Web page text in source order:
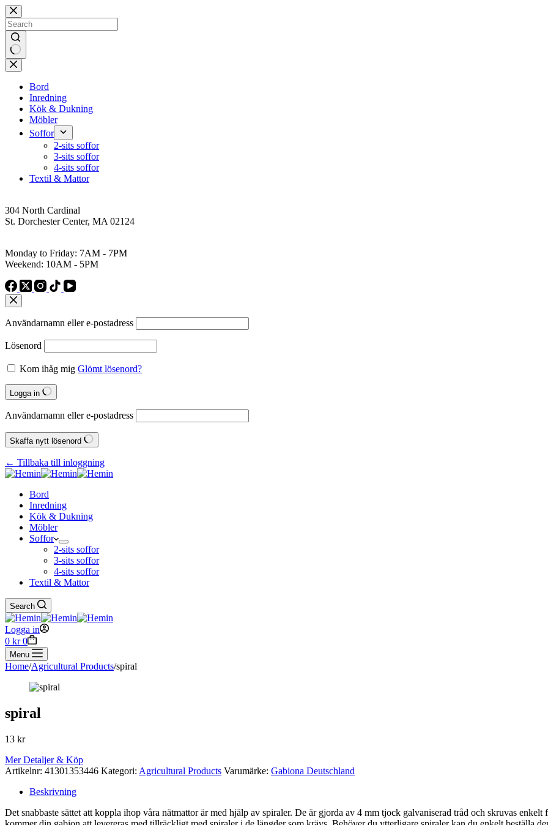
Skip
to
content
No
results
Bord
Inredning
Kök & Dukning
Möbler
Soffor
2-sits soffor
3-sits soffor
4-sits soffor
Textil & Mattor
304 North Cardinal
St. Dorchester Center, MA 02124
Monday to Friday: 7AM - 7PM
Weekend: 10AM - 5PM
Användarnamn eller e‑postadress
Lösenord
Kom ihåg mig Glömt lösenord?
Logga in
Användarnamn eller e‑postadress
Skaffa nytt lösenord
← Tillbaka till inloggning
Bord
Inredning
Kök & Dukning
Möbler
Soffor
2-sits soffor
3-sits soffor
4-sits soffor
Textil & Mattor
Search
Logga in
Shopping
cart
0 kr 0
Menu
Home/Agricultural Products/spiral
spiral
13 kr
Mer Detaljer & Köp
Artikelnr: 41301353446 Kategori: Agricultural Products Varumärke: Gabiona Deutschland
Beskrivning
Det snabbaste sättet att koppla ihop våra nätmattor är med hjälp av spiraler. De är gjorda av 4 mm tjock galvaniserad tråd och skruvas